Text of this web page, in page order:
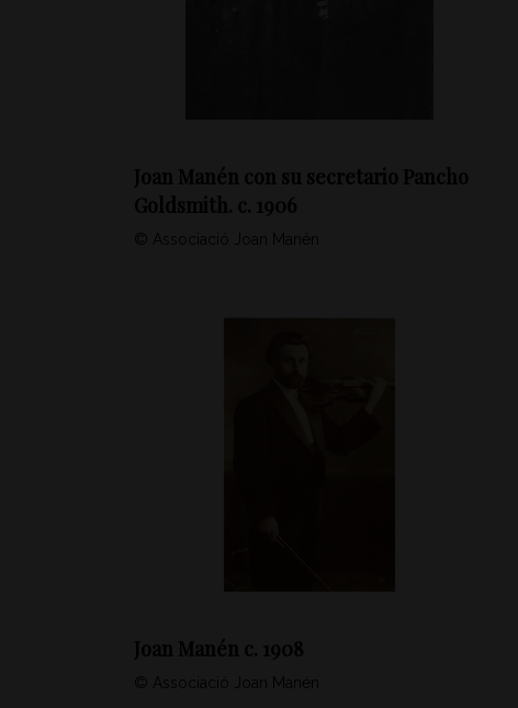
Joan Manén con su secretario Pancho
Goldsmith. c. 1906
© Associació Joan Manén
Joan Manén c. 1908
© Associació Joan Manén